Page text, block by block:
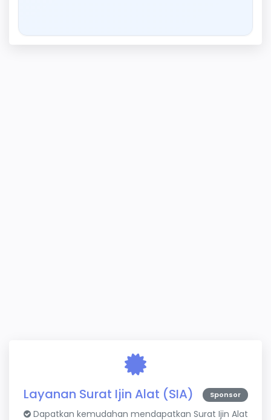
Layanan Surat Ijin Alat (SIA) Sponsor
Dapatkan kemudahan mendapatkan Surat Ijin Alat